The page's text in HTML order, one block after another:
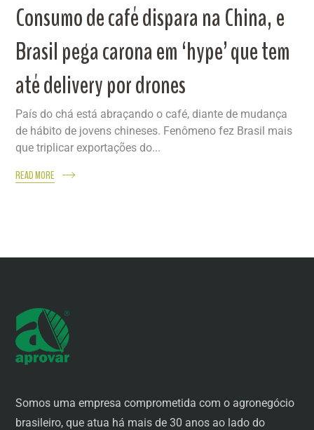
Consumo de café dispara na China, e
Brasil pega carona em ‘hype’ que tem
até delivery por drones
País do chá está abraçando o café, diante de mudança
de hábito de jovens chineses. Fenômeno fez Brasil mais
que triplicar exportações do...
READ MORE
Somos uma empresa comprometida com o agronegócio
brasileiro, que atua há mais de 30 anos ao lado do